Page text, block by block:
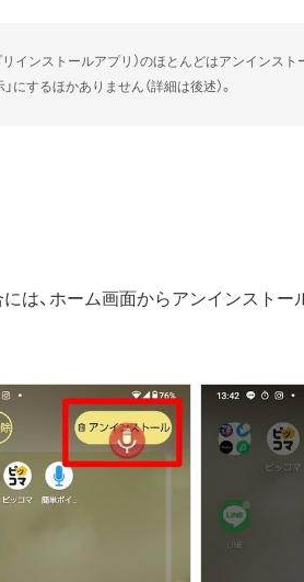
インストールアプリ）のほとんどはアンインスト
にするほかありません（詳細は後述）。
は、ホーム画面からアンインストー